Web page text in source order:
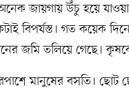
জায়গায় উঁচু হয়ে
বিপর্যস্ত। গত কয়েক
জমি তলিয়ে গেছে।
মানুষের বসতি।